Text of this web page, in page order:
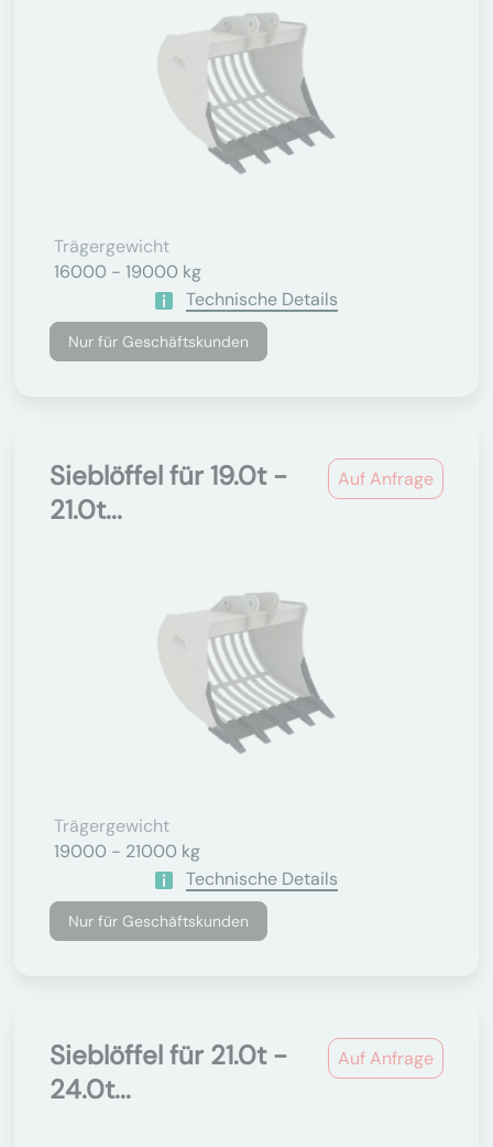
Trägergewicht
16000 - 19000 kg
Technische Details
Nur für Geschäftskunden
Auf Anfrage
Sieblöffel für 19.0t -
21.0t...
Trägergewicht
19000 - 21000 kg
Technische Details
Nur für Geschäftskunden
Auf Anfrage
Sieblöffel für 21.0t -
24.0t...